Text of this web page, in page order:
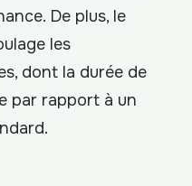
De plus, le
les
dont la durée de
par rapport à un